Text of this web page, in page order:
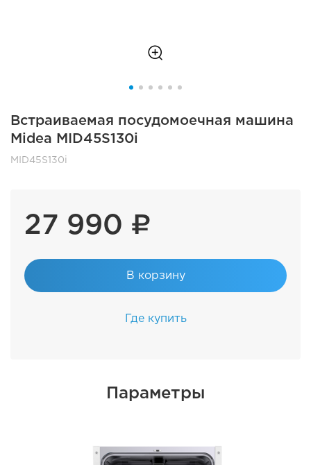
Встраиваемая посудомоечная машина
Midea MID45S130i
MID45S130i
27 990 ₽
В корзину
Где купить
Параметры